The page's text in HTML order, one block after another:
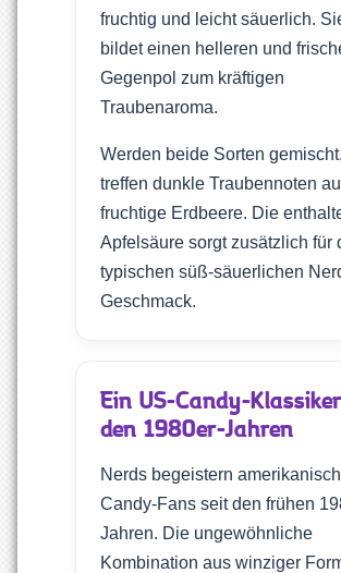
fruchtig und leicht säuerlich.
bildet einen helleren und
Gegenpol zum kräftigen
Traubenaroma.
Werden beide Sorten gemischt,
treffen dunkle Traubennoten
fruchtige Erdbeere. Die
Apfelsäure sorgt zusätzlich für
typischen süß-säuerlichen
Geschmack.
Ein US-Candy-
den 1980er-Jahren
Nerds begeistern
Candy-Fans seit den frühen
Jahren. Die ungewöhnliche
Kombination aus winziger